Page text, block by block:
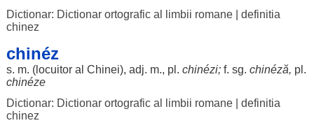
Dictionar: Dictionar ortografic al limbii romane| definitia
chinez
chinéz
s. m. (locuitoral Chinei), adj. m., pl. chinézi;f. sg. chinéză, pl.
chinéze
Dictionar: Dictionar ortografic al limbii romane| definitia
chinez